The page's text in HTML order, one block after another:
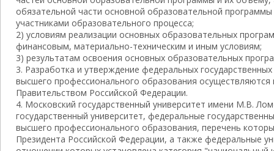
обязательной части основной образовательной
участниками образовательного процесса;
2) условиям реализации основных образовательных
финансовым, материально-техническим и иным условиям;
3) результатам освоения основных образовательных
3. Разработка и утверждение федеральных
высшего профессионального образования
Правительством Российской Федерации.
4. Московский государственный университет имени М.В.
государственный университет, федеральные
высшего профессионального образования, перечень
Президента Российской Федерации, а также федеральные